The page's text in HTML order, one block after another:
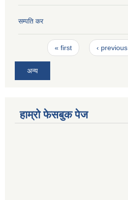
सम्पति कर
Pages« first ‹ previous
अन्य
हाम्रो फेसबुक पेज